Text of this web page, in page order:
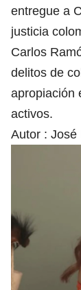
entregue a
justicia
Carlos
delitos de
apropiación
activos.
Autor : José